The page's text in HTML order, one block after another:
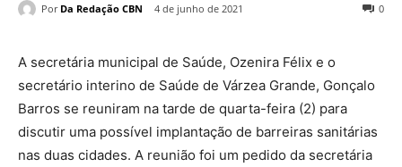
Por Da Redação CBN 4 de junho de 2021 0
A secretária municipal de Saúde, Ozenira Félix e o
secretário interino de Saúde de Várzea Grande, Gonçalo
Barros se reuniram na tarde de quarta-feira (2) para
discutir uma possível implantação de barreiras sanitárias
nas duas cidades. A reunião foi um pedido da secretária